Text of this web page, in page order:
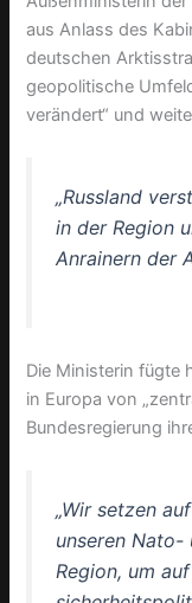
aus Anlass des
deutschen
geopolitische
verändert“ und
„Russland
in der Region
Anrainern der
Die Ministerin fügte
in Europa von
Bundesregierung
„Wir setzen
unseren
Region, um